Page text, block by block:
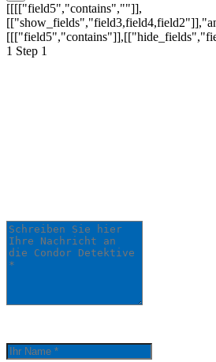
[[[["field5","contains",""]],
1 Step 1